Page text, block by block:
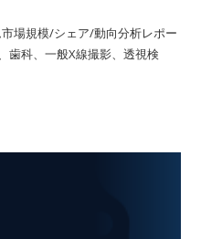
場規模/シェア/動向分析レポー
歯科、一般X線撮影、透視検